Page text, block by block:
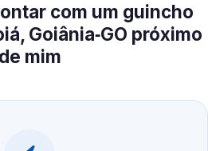
com um guincho
Goiânia‑GO próximo
de mim